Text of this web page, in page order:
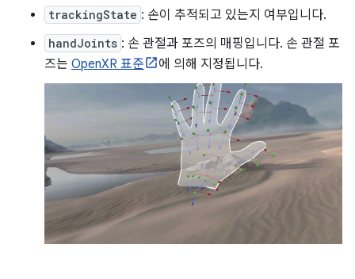
trackingState : 손이 추적되고 있는지 여부입니다.
handJoints : 손 관절과 포즈의 매핑입니다. 손 관절 포
즈는 OpenXR 표준 에 의해 지정됩니다.